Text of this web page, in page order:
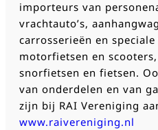
importeurs van
vrachtauto’s,
carrosserieën en
motorfietsen en
snorfietsen en fietsen.
van onderdelen en van
zijn bij RAI Vereniging
www.raivereniging.nl